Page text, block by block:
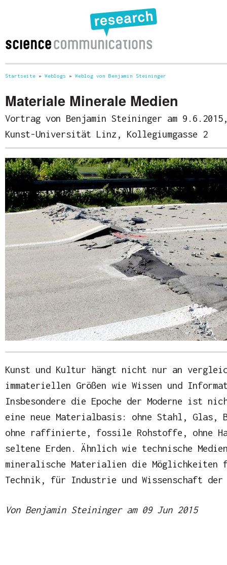
Startseite » Weblogs » Weblog von Benjamin Steininger
Materiale Minerale Medien
Vortrag von Benjamin Steininger am
Kunst-Universität Linz, Kollegiumgasse 2
Kunst und Kultur hängt nicht nur an
immateriellen Größen wie Wissen und
Insbesondere die Epoche der Moderne ist
eine neue Materialbasis: ohne Stahl, Glas,
ohne raffinierte, fossile Rohstoffe, ohne
seltene Erden. Ähnlich wie technische
mineralische Materialien die Möglichkeiten
Technik, für Industrie und Wissenschaft der
Von Benjamin Steininger am 09 Jun 2015